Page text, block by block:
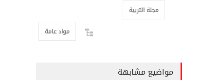
مجلة التربية
مواد عامة
مواضيع مشابهة